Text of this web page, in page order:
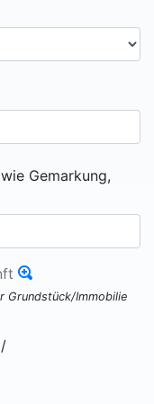
Gemarkung,
Grundstück/Immobilie